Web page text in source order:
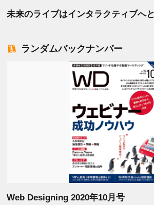
未来のライブはインタラクティブへと
ランダムバックナンバー
Web Designing 2020年10月号